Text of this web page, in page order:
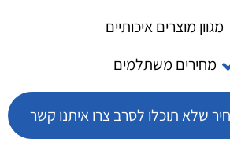
מגוון מוצרים איכותיים
מחירים משתלמים
שלא תוכלו לסרב צרו איתנו קשר